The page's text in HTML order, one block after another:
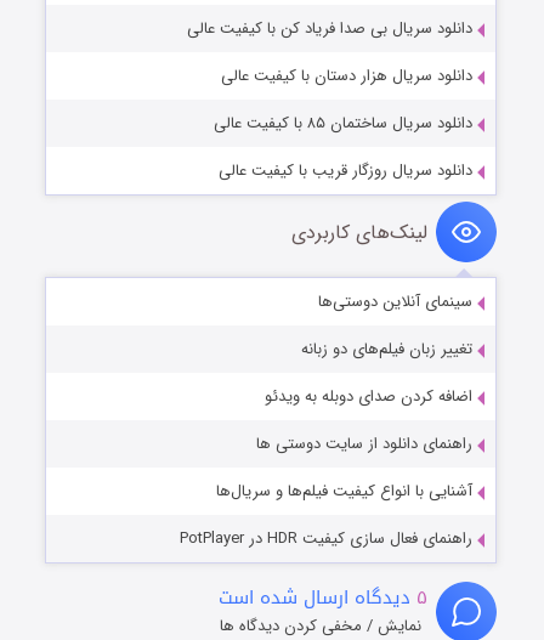
دانلود سریال بی صدا فریاد کن با کیفیت عالی
دانلود سریال هزار دستان با کیفیت عالی
دانلود سریال ساختمان ۸۵ با کیفیت عالی
دانلود سریال روزگار قریب با کیفیت عالی
لینک‌های کاربردی
سینمای آنلاین دوستی‌ها
تغییر زبان فیلم‌های دو زبانه
اضافه کردن صدای دوبله به ویدئو
راهنمای دانلود از سایت دوستی ها
آشنایی با انواع کیفیت فیلم‌ها و سریال‌ها
راهنمای فعال سازی کیفیت HDR در PotPlayer
۵ دیدگاه ارسال شده است
نمایش / مخفی کردن دیدگاه ها